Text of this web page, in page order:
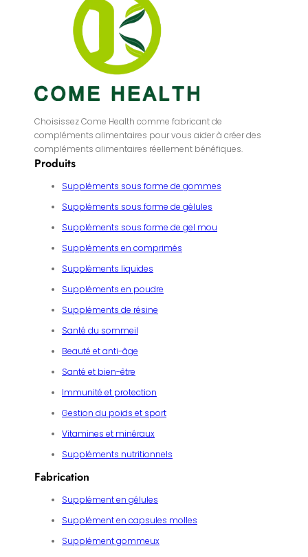
Choisissez Come Health comme fabricant de
compléments alimentaires pour vous aider à créer des
compléments alimentaires réellement bénéfiques.
Produits
Suppléments sous forme de gommes
Suppléments sous forme de gélules
Suppléments sous forme de gel mou
Suppléments en comprimés
Suppléments liquides
Suppléments en poudre
Suppléments de résine
Santé du sommeil
Beauté et anti-âge
Santé et bien-être
Immunité et protection
Gestion du poids et sport
Vitamines et minéraux
Suppléments nutritionnels
Fabrication
Supplément en gélules
Supplément en capsules molles
Supplément gommeux